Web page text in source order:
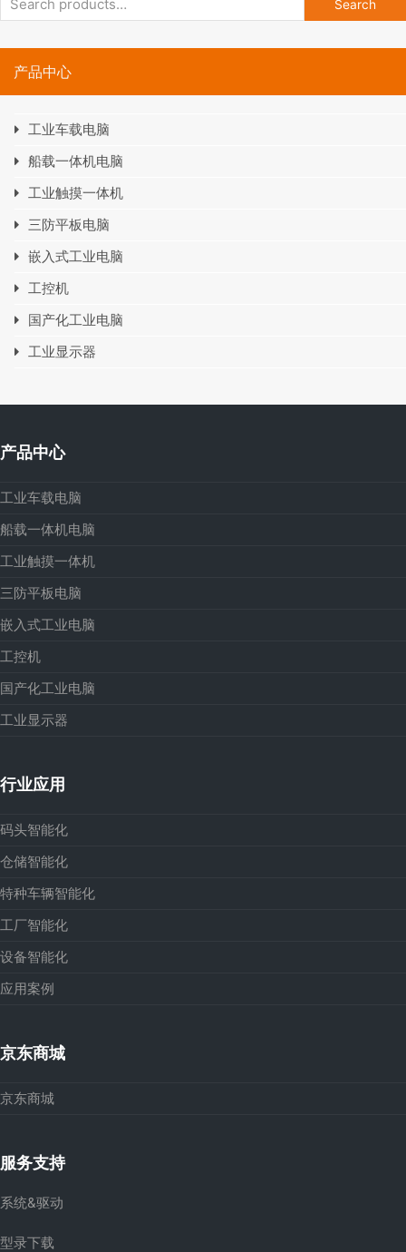
Search
产品中心
工业车载电脑
船载一体机电脑
工业触摸一体机
三防平板电脑
嵌入式工业电脑
工控机
国产化工业电脑
工业显示器
产品中心
工业车载电脑
船载一体机电脑
工业触摸一体机
三防平板电脑
嵌入式工业电脑
工控机
国产化工业电脑
工业显示器
行业应用
码头智能化
仓储智能化
特种车辆智能化
工厂智能化
设备智能化
应用案例
京东商城
京东商城
服务支持
系统&驱动
型录下载